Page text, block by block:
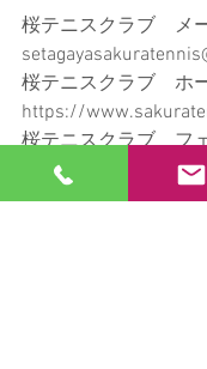
桜テニスクラブ　メ
桜テニスクラブ　ホ
https://
桜テニスクラブ　
https://
sclub(フォローは遠